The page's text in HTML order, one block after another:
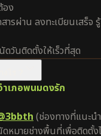
อง
ารผ่าน ลงทะเบียนเสร็จ รู้
ดวันติดตั้งให้เร็วที่สุด
เภอพนมดงรัก
(ช่องทางที่แนะน
ดหมายช่างพื้นที่เพื่อติดตั้ง